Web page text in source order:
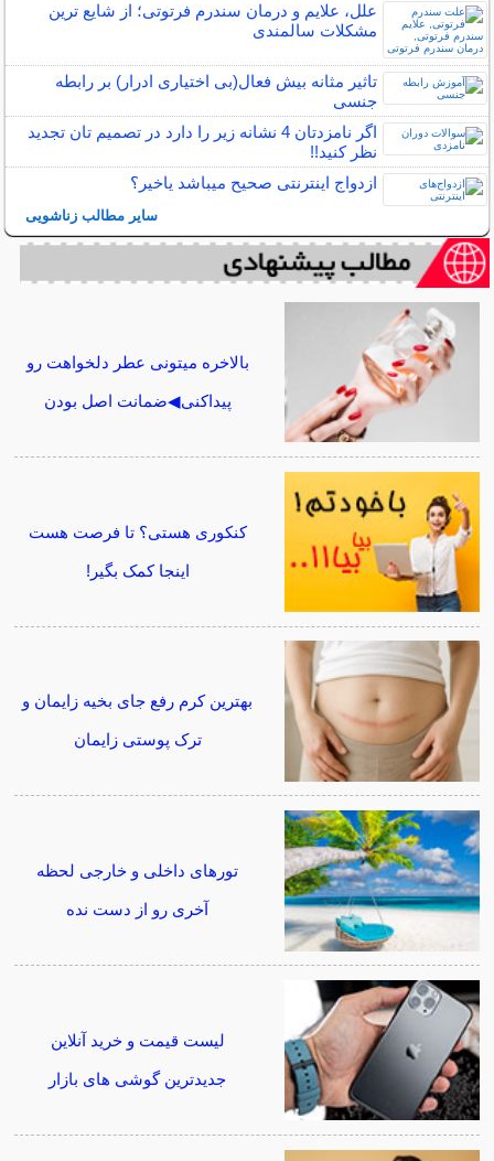
علل، علایم و درمان سندرم فرتوتی؛ از شایع ترین
مشکلات سالمندی
تاثیر مثانه بیش فعال(بی اختیاری ادرار) بر رابطه
جنسی
اگر نامزدتان 4 نشانه زیر را دارد در تصمیم تان تجدید
نظر کنید!!
ازدواج اینترنتی صحیح میباشد یاخیر؟
سایر مطالب زناشویی
بالاخره میتونی عطر دلخواهت رو
پیداکنی◀ضمانت اصل بودن
کنکوری هستی؟ تا فرصت هست
اینجا کمک بگیر!
بهترین کرم رفع جای بخیه زایمان و
ترک پوستی زایمان
تورهای داخلی و خارجی لحظه
آخری رو از دست نده
لیست قیمت و خرید آنلاین
جدیدترین گوشی های بازار